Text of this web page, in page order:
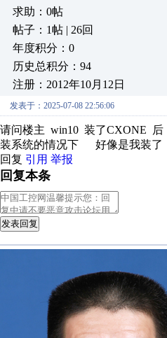
求助：0帖
帖子：1帖 | 26回
年度积分：0
历史总积分：94
注册：2012年10月12日
发表于：2025-07-08 22:56:06
请问楼主 win10 装了CXONE
装系统的情况下 好像是我装了
回复 引用 举报
回复本条
发表回复